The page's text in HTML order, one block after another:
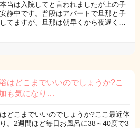
当は入院してと言われましたが上の子
静中です。普段はアパートで旦那と子
てますが、旦那は朝早くから夜遅く…
はどこまでいいのでしょうか?こ
も気になり…
どこまでいいのでしょうか?ここ最近体
。2週間ほど毎日お風呂に38～40度で3